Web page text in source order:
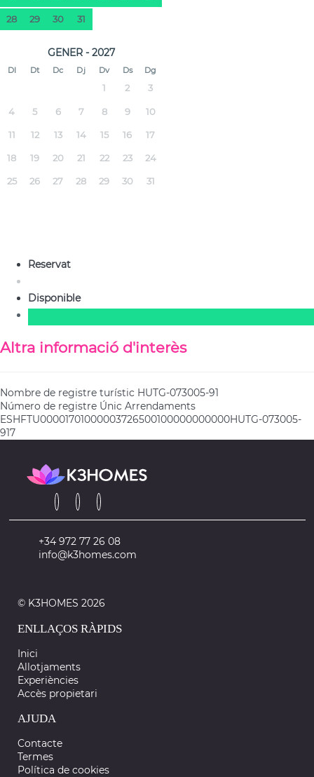
28 29 30 31
GENER - 2027
Dl Dt Dc Dj Dv Ds Dg
1 2 3
4 5 6 7 8 9 10
11 12 13 14 15 16 17
18 19 20 21 22 23 24
25 26 27 28 29 30 31
Reservat
Disponible
Altra informació d'interès
Nombre de registre turístic HUTG-073005-91
Número de registre Únic Arrendaments
ESHFTU00001701000003726500100000000000HUTG-073005-
917
+34 972 77 26 08
info@k3homes.com
© K3HOMES 2026
ENLLAÇOS RÀPIDS
Inici
Allotjaments
Experiències
Accès propietari
AJUDA
Contacte
Termes
Política de cookies